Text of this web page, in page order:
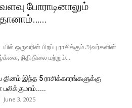
போராடினாலும்
ஒருவரின் பிறப்பு ராசிக்கும் அவர்களின்
நிதி நிலை மற்றும்...
இந்த 5 ராசிக்காரங்களுக்கு
June 3, 2025